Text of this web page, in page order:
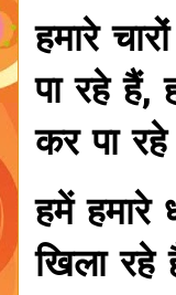
हमारे
पा रहे हैं,
कर पा
हमें हमारे
खिला रहे